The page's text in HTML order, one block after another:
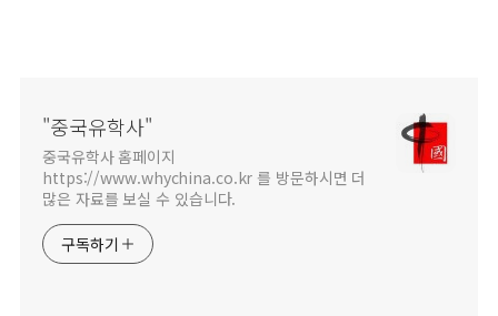
"중국유학사"
중국유학사 홈페이지
https://www.whychina.co.kr 를 방문하시면 더
많은 자료를 보실 수 있습니다.
구독하기